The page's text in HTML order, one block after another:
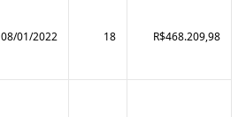
08/01/2022 18 R$468.209,98